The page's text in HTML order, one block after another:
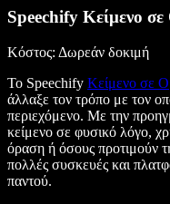
Speechify Κείμενο σε
Κόστος: Δωρεάν δοκιμή
Το Speechify Κείμενο σε
άλλαξε τον τρόπο με τον
περιεχόμενο. Με την
κείμενο σε φυσικό λόγο,
όραση ή όσους προτιμούν
πολλές συσκευές και
παντού.